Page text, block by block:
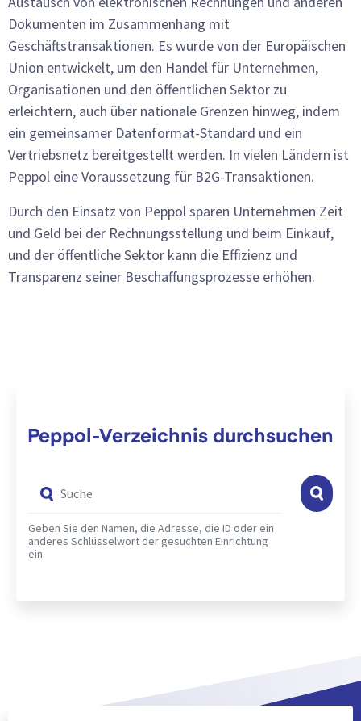
Dokumenten im Zusammenhang mit
Geschäftstransaktionen. Es wurde von der Europäischen
Union entwickelt, um den Handel für Unternehmen,
Organisationen und den öffentlichen Sektor zu
erleichtern, auch über nationale Grenzen hinweg, indem
ein gemeinsamer Datenformat-Standard und ein
Vertriebsnetz bereitgestellt werden. In vielen Ländern ist
Peppol eine Voraussetzung für B2G-Transaktionen.
Durch den Einsatz von Peppol sparen Unternehmen Zeit
und Geld bei der Rechnungsstellung und beim Einkauf,
und der öffentliche Sektor kann die Effizienz und
Transparenz seiner Beschaffungsprozesse erhöhen.
Peppol-Verzeichnis durchsuchen
Suche
Geben Sie den Namen, die Adresse, die ID oder ein
anderes Schlüsselwort der gesuchten Einrichtung
ein.